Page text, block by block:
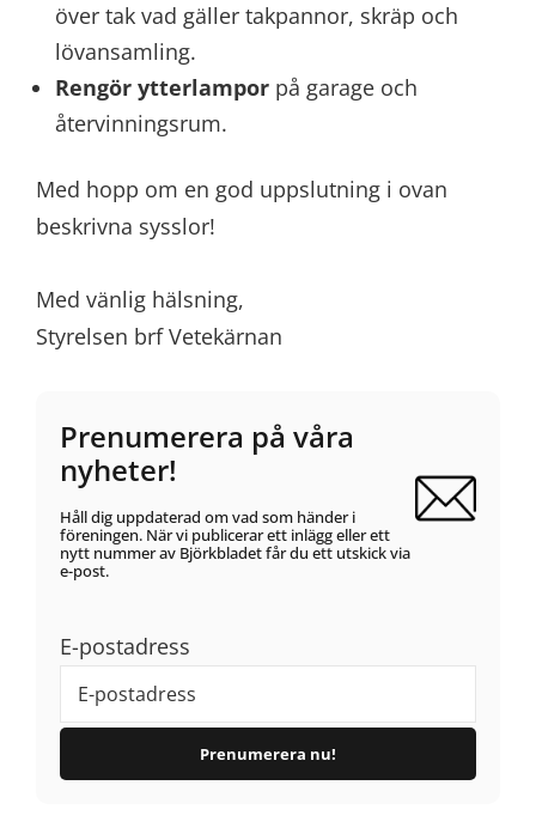
över tak vad gäller takpannor, skräp och
lövansamling.
Rengör ytterlampor på garage och
återvinningsrum.
Med hopp om en god uppslutning i ovan
beskrivna sysslor!
Med vänlig hälsning,
Styrelsen brf Vetekärnan
Prenumerera på våra
nyheter!
Håll dig uppdaterad om vad som händer i
föreningen. När vi publicerar ett inlägg eller ett
nytt nummer av Björkbladet får du ett utskick via
e-post.
E-postadress